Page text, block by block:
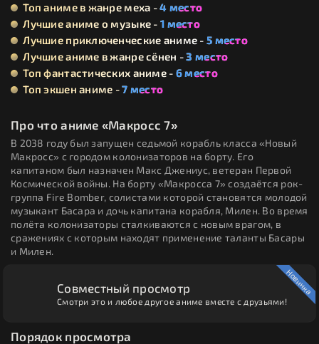
Топ аниме в жанре меха -4 место
Лучшие аниме о музыке -1 место
Лучшие приключенческие аниме - 5 место
Лучшие аниме в жанре сёнен -3 место
Топ фантастических аниме - 6 место
Топ экшен аниме -7 место
Про что аниме «Макросс 7»
В 2038 году был запущен седьмой корабль класса «Новый
Макросс» с городом колонизаторов на борту. Его
капитаном был назначен Макс Джениус, ветеран Первой
Космической войны. На борту «Макросса 7» создаётся рок-
группа Fire Bomber, солистами которой становятся молодой
музыкант Басара и дочь капитана корабля, Милен. Во время
полёта колонизаторы сталкиваются с новым врагом, в
сражениях с которым находят применение таланты Басары
и Милен.
Совместный просмотр
Смотри это и любое другое аниме вместе с друзьями!
Новинка
Порядок просмотра